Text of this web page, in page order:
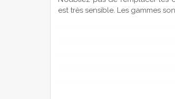
est très sensible. Les gammes